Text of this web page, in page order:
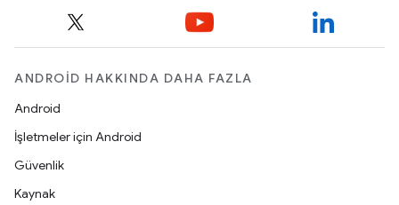
ANDROID HAKKINDA DAHA FAZLA
Android
İşletmeler için Android
Güvenlik
Kaynak